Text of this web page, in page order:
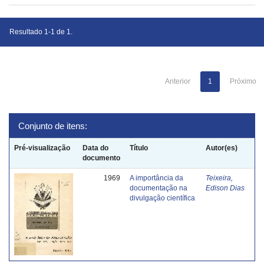
Resultado 1-1 de 1.
Anterior 1 Próximo
Conjunto de itens:
Pré-visualização
Data do
documento
Título Autor(es)
1969
A importância da
documentação na
divulgação científica
Teixeira,
Edison Dias